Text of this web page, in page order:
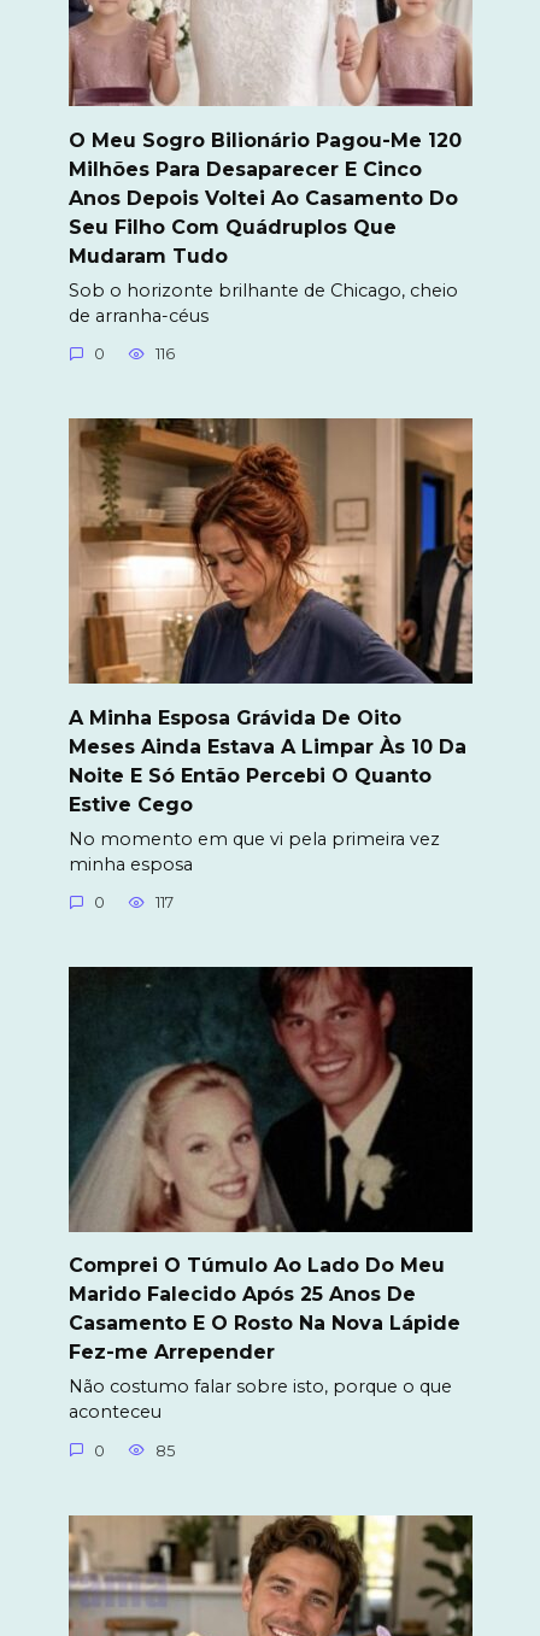
O Meu Sogro Bilionário Pagou-Me 120
Milhões Para Desaparecer E Cinco
Anos Depois Voltei Ao Casamento Do
Seu Filho Com Quádruplos Que
Mudaram Tudo
Sob o horizonte brilhante de Chicago, cheio
de arranha-céus
0 116
A Minha Esposa Grávida De Oito
Meses Ainda Estava A Limpar Às 10 Da
Noite E Só Então Percebi O Quanto
Estive Cego
No momento em que vi pela primeira vez
minha esposa
0 117
Comprei O Túmulo Ao Lado Do Meu
Marido Falecido Após 25 Anos De
Casamento E O Rosto Na Nova Lápide
Fez-me Arrepender
Não costumo falar sobre isto, porque o que
aconteceu
0 85